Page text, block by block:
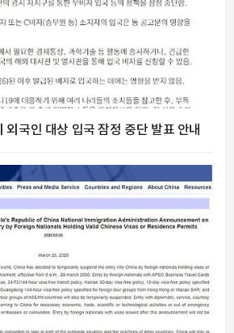
외국인 대상 입국 잠정 중단 발표 안내